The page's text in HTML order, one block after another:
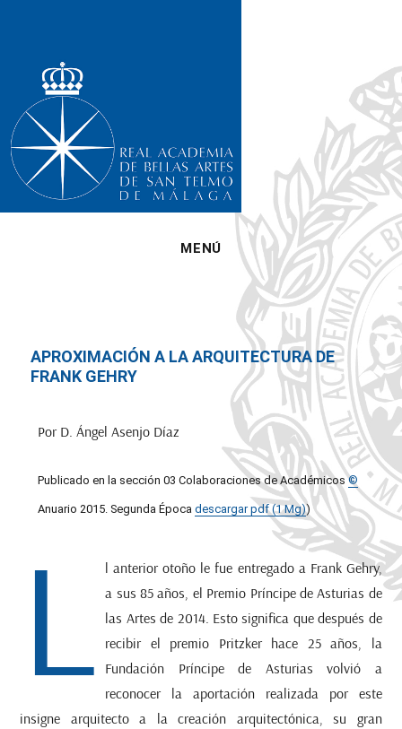
MENÚ
APROXIMACIÓN A LA ARQUITECTURA DE
FRANK GEHRY
Por D. Ángel Asenjo Díaz
Publicado en la sección 03 Colaboraciones de Académicos©
Anuario 2015. Segunda Épocadescargar pdf (1 Mg))
L
l anterior otoño le fue entregado a Frank Gehry,
a sus 85 años, el Premio Príncipe de Asturias de
las Artes de 2014. Esto significa que después de
recibir el premio Pritzker hace 25 años, la
Fundación Príncipe de Asturias volvió a
reconocer la aportación realizada por este
insigne arquitecto a la creación arquitectónica, su gran